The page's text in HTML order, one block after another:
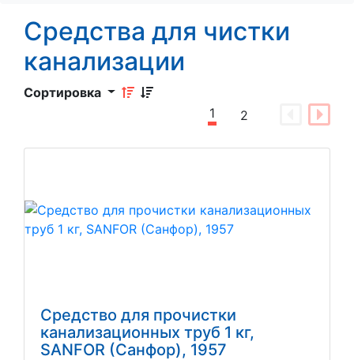
Средства для чистки
канализации
Сортировка
1
2
Средство для прочистки
канализационных труб 1 кг,
SANFOR (Санфор), 1957